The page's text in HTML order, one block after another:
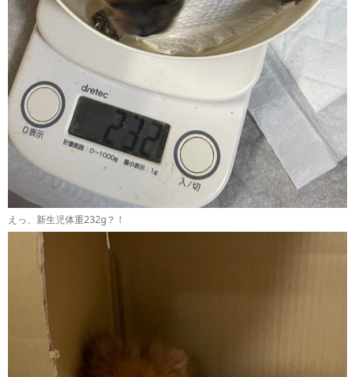
えっ、新生児体重232g？！